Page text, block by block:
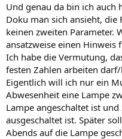
:
Und genau da bin ich auch
Doku man sich ansieht, die
keinen zweiten Parameter.
ansatzweise einen Hinweis
Ich habe die Vermutung,
festen Zahlen arbeiten
Eigentlich will ich nur ein
Abwesenheit eine Lampe
Lampe angeschaltet ist
ausgeschaltet ist. Später
Abends auf die Lampe